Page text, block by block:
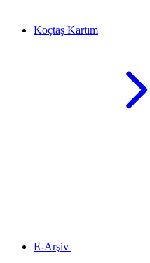
Koçtaş Kartım
E-Arşiv